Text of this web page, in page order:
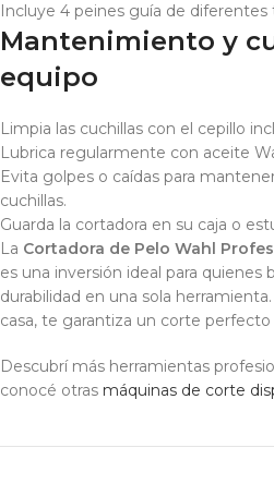
Incluye 4 peines guía de diferentes
Mantenimiento y
equipo
Limpia las cuchillas con el cepillo
Lubrica regularmente con aceite
Evita golpes o caídas para
cuchillas.
Guarda la cortadora en su caja o
La Cortadora de Pelo Wahl
es una inversión ideal para quienes
durabilidad en una sola
casa, te garantiza un corte perfecto
Descubrí más herramientas
conocé otras máquinas de corte